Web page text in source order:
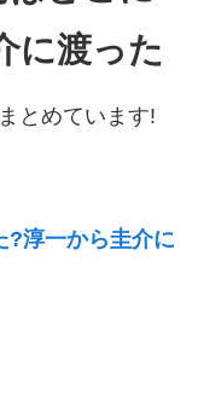
に渡った
とめています!
?淳一から圭介に